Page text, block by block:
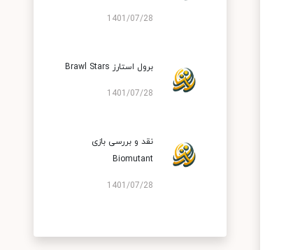
1401/07/28
برول استارز Brawl Stars
1401/07/28
نقد و بررسی بازی
Biomutant
1401/07/28